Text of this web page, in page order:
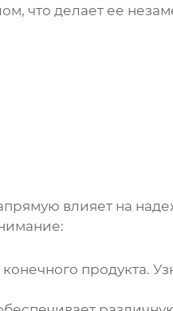
что делает ее
влияет на
продукта.